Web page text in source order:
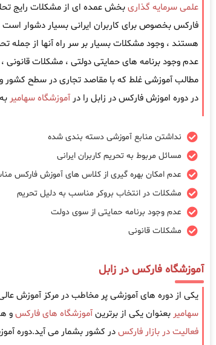
علمی سرمایه گذاریبخش عمده ای از مشکلات رایج
فارکس بخصوص برای کاربران ایرانی بسیار دشوار است ،
هستند ، وجود مشکلات بسیار بر سر راه آنها از جمله
عدم وجود برنامه های حمایتی دولتی ، مشکلات
مطالب آموزشی غلط که با مقاصد تجاری در سطح کشور
در دوره اموزش فارکس در زابل را در آموزشگاه سهامیر
نداشتن منابع آموزشی دسته بندی شده
مسائل مربوط به تحریم کاربران ایرانی
عدم امکان بهره گیری از کلاس های آموزش فارکس
مشکلات در انتخاب بروکر مناسب به دلیل تحریم
عدم وجود برنامه حمایتی از سوی دولت
مشکلات قانونی
آموزشگاه فارکس در زابل
یکی از دوره های آموزشی پر مخاطب در مرکز آموزش
سهامیر بعنوان یکی از برترینآموزشگاه های فارکسو
فعالیت در بازار فارکسدر کشور بشمار می آید.دوره